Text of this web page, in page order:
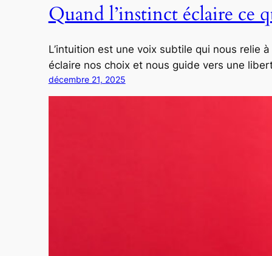
Quand l’instinct éclaire ce
L’intuition est une voix subtile qui nous relie
éclaire nos choix et nous guide vers une
décembre 21, 2025